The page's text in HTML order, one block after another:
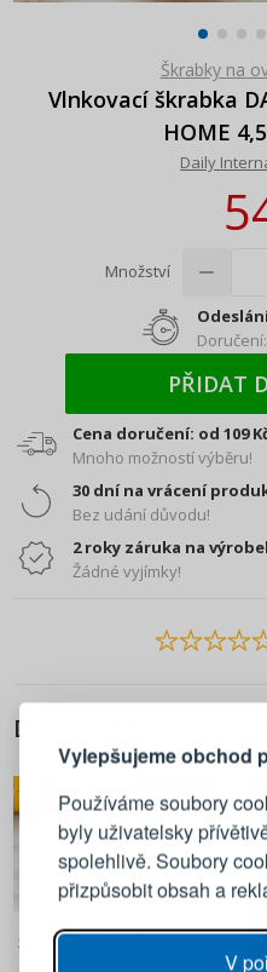
Vylepšujeme obchod
Používáme soubory
byly uživatelsky
spolehlivě. Soubory
přizpůsobit obsah a
V
Škrabky na
Vlnkovací škrabka
HOME
Daily
Množství
PŘIDAT
Cena doručení: od 109
Mnoho možností výběru!
30 dní na vrácení
Bez udání důvodu!
2 roky záruka na
Žádné vyjímky!
DALŠÍ Z TÉTO
Škrabka na zeleninu a ovoce
Přihlaste se
Emailová adresa